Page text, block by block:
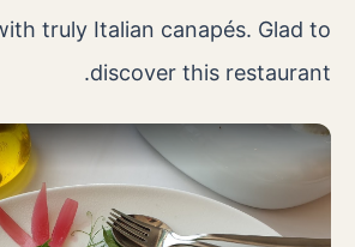
truly Italian canapés. Glad to
discover this restaurant.